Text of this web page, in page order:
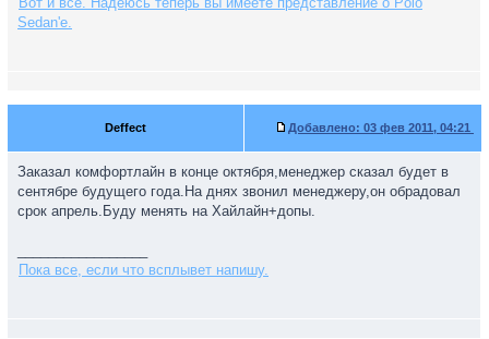
Sedan'е.
Deffect Добавлено: 03 фев 2011, 04:21
Заказал комфортлайн в конце октября,менеджер сказал будет в
сентябре будущего года.На днях звонил менеджеру,он обрадовал
срок апрель.Буду менять на Хайлайн+допы.
Пока все, если что всплывет напишу.